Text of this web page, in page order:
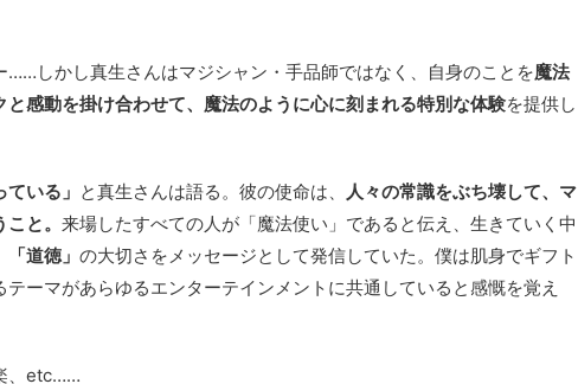
……しかし真生さんはマジシャン・手品師ではなく、自身のことを魔法
と感動を掛け合わせて、魔法のように心に刻まれる特別な体験を提供し
いる」 と真生さんは語る。彼の使命は、
人々の常識をぶち壊して、マ
と。 来場したすべての人が「魔法使い」であると伝え、生きていく中
「道徳」 の大切さをメッセージとして発信していた。僕は肌身でギフト
ーマがあらゆるエンターテインメントに共通していると感慨を覚え
、etc……